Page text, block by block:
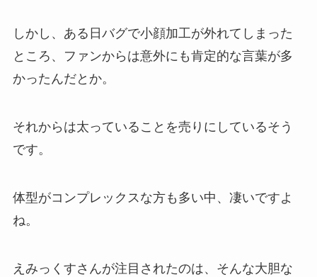
しかし、ある日バグで小顔加工が外れてしまった
ところ、ファンからは意外にも肯定的な言葉が多
かったんだとか。
それからは太っていることを売りにしているそう
です。
体型がコンプレックスな方も多い中、凄いですよ
ね。
えみっくすさんが注目されたのは、そんな大胆な